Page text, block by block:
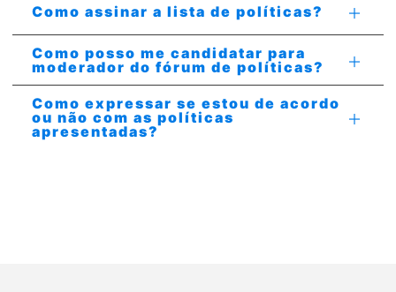
Como assinar a lista de políticas?
Como posso me candidatar para
moderador do fórum de políticas?
Como expressar se estou de acordo
ou não com as políticas
apresentadas?